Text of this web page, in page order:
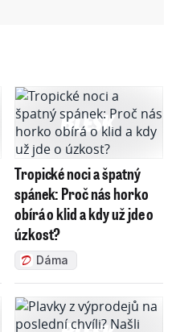
Tropické noci a špatný
spánek: Proč nás horko
obírá o klid a kdy už jde o
úzkost?
Dáma